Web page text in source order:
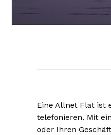
Eine Allnet Flat ist
telefonieren. Mit
oder Ihren